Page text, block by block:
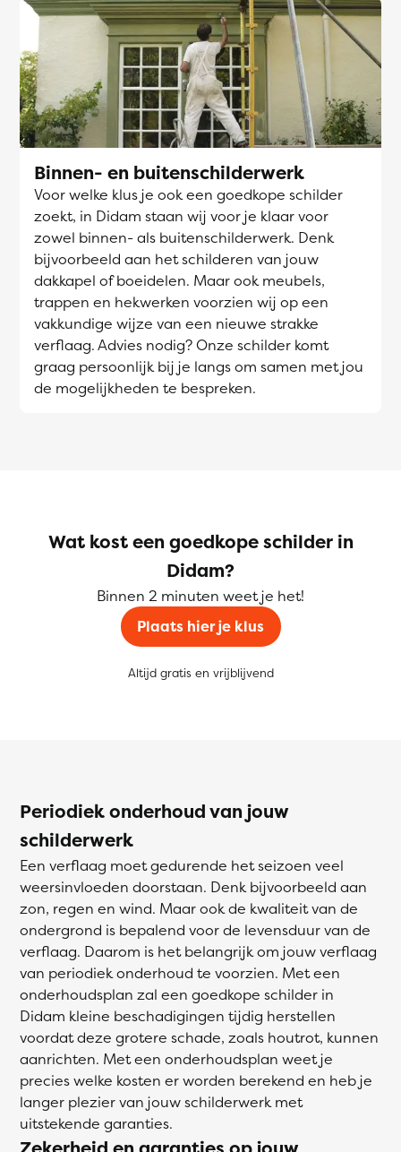
Binnen- en buitenschilderwerk
Voor welke klus je ook een goedkope schilder
zoekt, in Didam staan wij voor je klaar voor
zowel binnen- als buitenschilderwerk. Denk
bijvoorbeeld aan het schilderen van jouw
dakkapel of boeidelen. Maar ook meubels,
trappen en hekwerken voorzien wij op een
vakkundige wijze van een nieuwe strakke
verflaag. Advies nodig? Onze schilder komt
graag persoonlijk bij je langs om samen met jou
de mogelijkheden te bespreken.
Wat kost een goedkope schilder in
Didam?
Binnen 2 minuten weet je het!
Plaats hier je klus
Altijd gratis en vrijblijvend
Periodiek onderhoud van jouw
schilderwerk
Een verflaag moet gedurende het seizoen veel
weersinvloeden doorstaan. Denk bijvoorbeeld aan
zon, regen en wind. Maar ook de kwaliteit van de
ondergrond is bepalend voor de levensduur van de
verflaag. Daarom is het belangrijk om jouw verflaag
van periodiek onderhoud te voorzien. Met een
onderhoudsplan zal een goedkope schilder in
Didam kleine beschadigingen tijdig herstellen
voordat deze grotere schade, zoals houtrot, kunnen
aanrichten. Met een onderhoudsplan weet je
precies welke kosten er worden berekend en heb je
langer plezier van jouw schilderwerk met
uitstekende garanties.